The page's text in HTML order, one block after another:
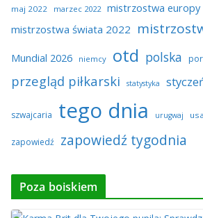
maj 2022
marzec 2022 mistrzostwa europy
mistrzostwa świata 2022
Mundial 2026 niemcy otd polska
przegląd piłkarski statystyka
szwajcaria tego dnia urugwaj usa
zapowiedź zapowiedź tygodnia
Poza boiskiem